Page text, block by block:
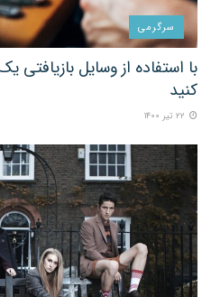
سرگرمی
با استفاده از وسایل بازیافتی
کنید